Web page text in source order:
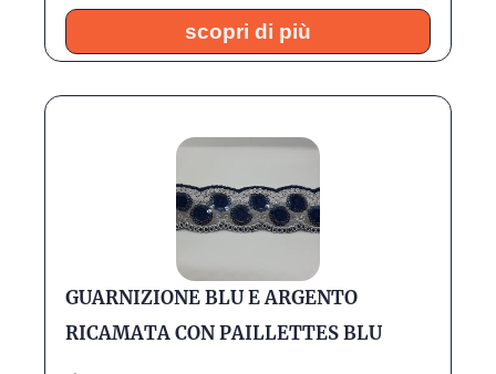
scopri di più
GUARNIZIONE BLU E ARGENTO
RICAMATA CON PAILLETTES BLU